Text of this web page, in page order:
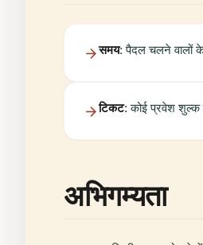
समय: पैदल चलने वालों
टिकट: कोई प्रवेश शुल्क
अभिगम्यता